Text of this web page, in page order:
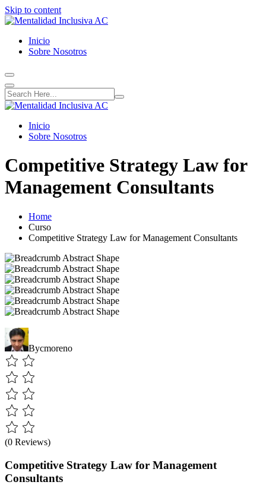
Skip to content
Inicio
Sobre Nosotros
Inicio
Sobre Nosotros
Competitive Strategy Law for
Management Consultants
Home
Curso
Competitive Strategy Law for Management Consultants
Bycmoreno
(0 Reviews)
Competitive Strategy Law for Management
Consultants